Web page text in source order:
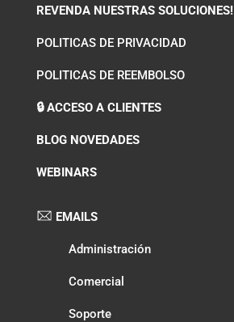
REVENDA NUESTRAS SOLUCIONES!
POLITICAS DE PRIVACIDAD
POLITICAS DE REEMBOLSO
🔒 ACCESO A CLIENTES
BLOG NOVEDADES
WEBINARS
EMAILS
Administración
Comercial
Soporte